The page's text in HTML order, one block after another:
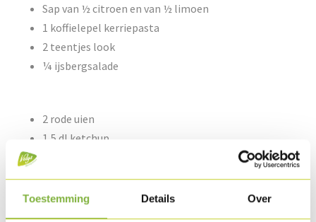
Toestemming Details Over
Sap van ½ citroen en van ½ limoen
1 koffielepel kerriepasta
2 teentjes look
¼ ijsbergsalade
2 rode uien
1,5 dl ketchup
Arachideolie & scheutje olijfolie
Sesamzaadjes
Peper & zout